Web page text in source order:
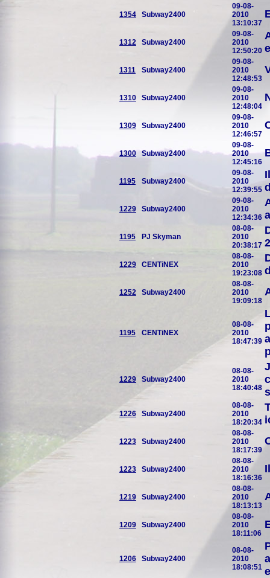
1354 Subway2400
09-08-
2010
13:10:37
1312 Subway2400
09-08-
2010
12:50:20
1311 Subway2400
09-08-
2010
12:48:53
1310 Subway2400
09-08-
2010
12:48:04
1309 Subway2400
09-08-
2010
12:46:57
1300 Subway2400
09-08-
2010
12:45:16
1195 Subway2400
09-08-
2010
12:39:55
1229 Subway2400
09-08-
2010
12:34:36
1195 PJ Skyman
08-08-
2010
20:38:17
1229 CENTiNEX
08-08-
2010
19:23:08
1252 Subway2400
08-08-
2010
19:09:18
1195 CENTiNEX
08-08-
2010
18:47:39
1229 Subway2400
08-08-
2010
18:40:48
1226 Subway2400
08-08-
2010
18:20:34
1223 Subway2400
08-08-
2010
18:17:39
1223 Subway2400
08-08-
2010
18:16:36
1219 Subway2400
08-08-
2010
18:13:13
1209 Subway2400
08-08-
2010
18:11:06
1206 Subway2400
08-08-
2010
18:08:51